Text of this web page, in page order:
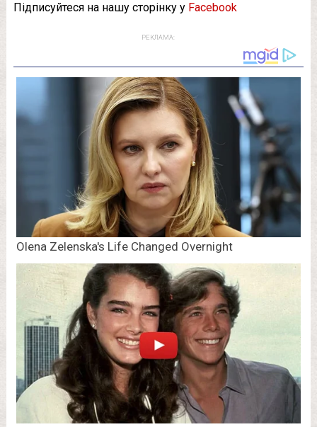
Підписуйтеся на нашу сторінку у Facebook
РЕКЛАМА: